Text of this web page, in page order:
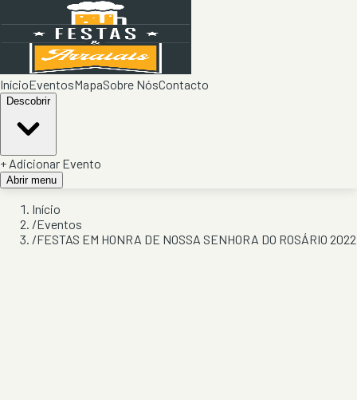
InícioEventosMapaSobre NósContacto
Descobrir
+ Adicionar Evento
Abrir menu
Início
/Eventos
/FESTAS EM HONRA DE NOSSA SENHORA DO ROSÁRIO 2022